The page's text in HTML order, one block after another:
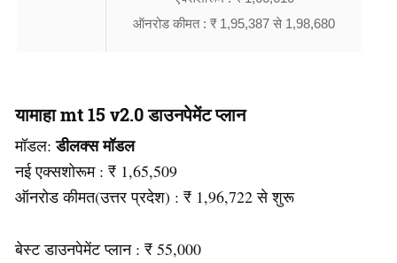
ऑनरोड कीमत : ₹ 1,95,387 से 1,98,680
यामाहा mt 15 v2.0 डाउनपेमेंट प्लान
मॉडल:डीलक्स मॉडल
नई एक्सशोरूम : ₹ 1,65,509
ऑनरोड कीमत(उत्तर प्रदेश) : ₹ 1,96,722 से शुरू
बेस्ट डाउनपेमेंट प्लान : ₹ 55,000